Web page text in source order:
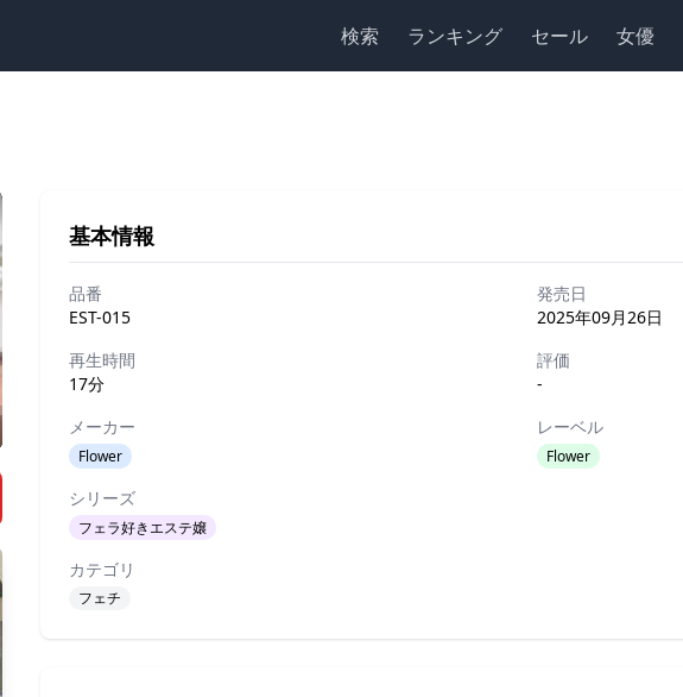
検索 ランキング セール 女優
基本情報
品番
EST-015
発売日
2025年09月26日
再生時間
17分
評価
-
メーカー
Flower
レーベル
Flower
シリーズ
フェラ好きエステ嬢
カテゴリ
フェチ